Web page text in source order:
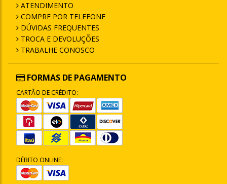
ATENDIMENTO
COMPRE POR TELEFONE
DÚVIDAS FREQUENTES
TROCA E DEVOLUÇÕES
TRABALHE CONOSCO
FORMAS DE PAGAMENTO
CARTÃO DE CRÉDITO:
DÉBITO ONLINE: